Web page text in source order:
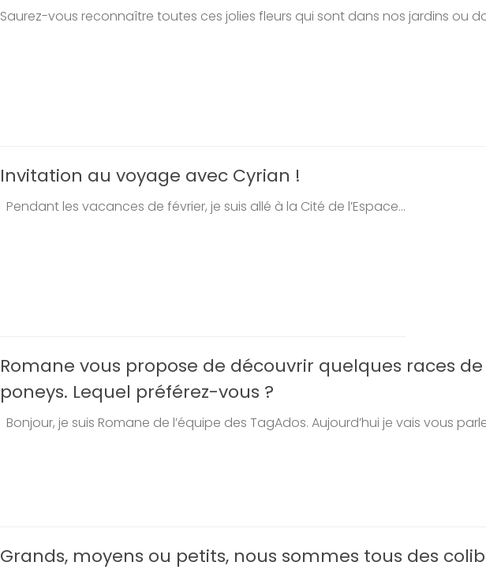
Saurez-vous reconnaître toutes ces jolies fleurs qui sont dans nos jardins ou
Invitation au voyage avec Cyrian !
Pendant les vacances de février, je suis allé à la Cité de l’Espace...
Romane vous propose de découvrir quelques races de
poneys. Lequel préférez-vous ?
Bonjour, je suis Romane de l’équipe des TagAdos. Aujourd’hui je vais vous
Grands, moyens ou petits, nous sommes tous des